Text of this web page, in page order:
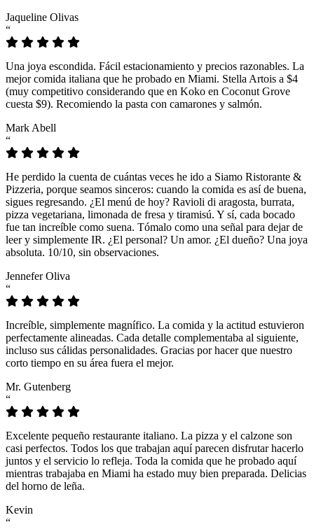
Jaqueline Olivas
“
Una joya escondida. Fácil estacionamiento y precios razonables. La
mejor comida italiana que he probado en Miami. Stella Artois a $4
(muy competitivo considerando que en Koko en Coconut Grove
cuesta $9). Recomiendo la pasta con camarones y salmón.
Mark Abell
“
He perdido la cuenta de cuántas veces he ido a Siamo Ristorante &
Pizzeria, porque seamos sinceros: cuando la comida es así de buena,
sigues regresando. ¿El menú de hoy? Ravioli di aragosta, burrata,
pizza vegetariana, limonada de fresa y tiramisú. Y sí, cada bocado
fue tan increíble como suena. Tómalo como una señal para dejar de
leer y simplemente IR. ¿El personal? Un amor. ¿El dueño? Una joya
absoluta. 10/10, sin observaciones.
Jennefer Oliva
“
Increíble, simplemente magnífico. La comida y la actitud estuvieron
perfectamente alineadas. Cada detalle complementaba al siguiente,
incluso sus cálidas personalidades. Gracias por hacer que nuestro
corto tiempo en su área fuera el mejor.
Mr. Gutenberg
“
Excelente pequeño restaurante italiano. La pizza y el calzone son
casi perfectos. Todos los que trabajan aquí parecen disfrutar hacerlo
juntos y el servicio lo refleja. Toda la comida que he probado aquí
mientras trabajaba en Miami ha estado muy bien preparada. Delicias
del horno de leña.
Kevin
“